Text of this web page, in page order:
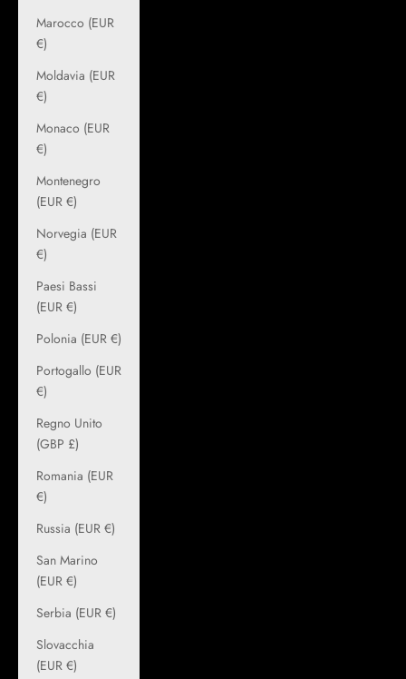
Marocco (EUR
€)
Moldavia (EUR
€)
Monaco (EUR
€)
Montenegro
(EUR €)
Norvegia (EUR
€)
Paesi Bassi
(EUR €)
Polonia (EUR €)
Portogallo (EUR
€)
Regno Unito
(GBP £)
Romania (EUR
€)
Russia (EUR €)
San Marino
(EUR €)
Serbia (EUR €)
Slovacchia
(EUR €)